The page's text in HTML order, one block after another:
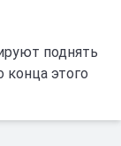
поднять
конца этого